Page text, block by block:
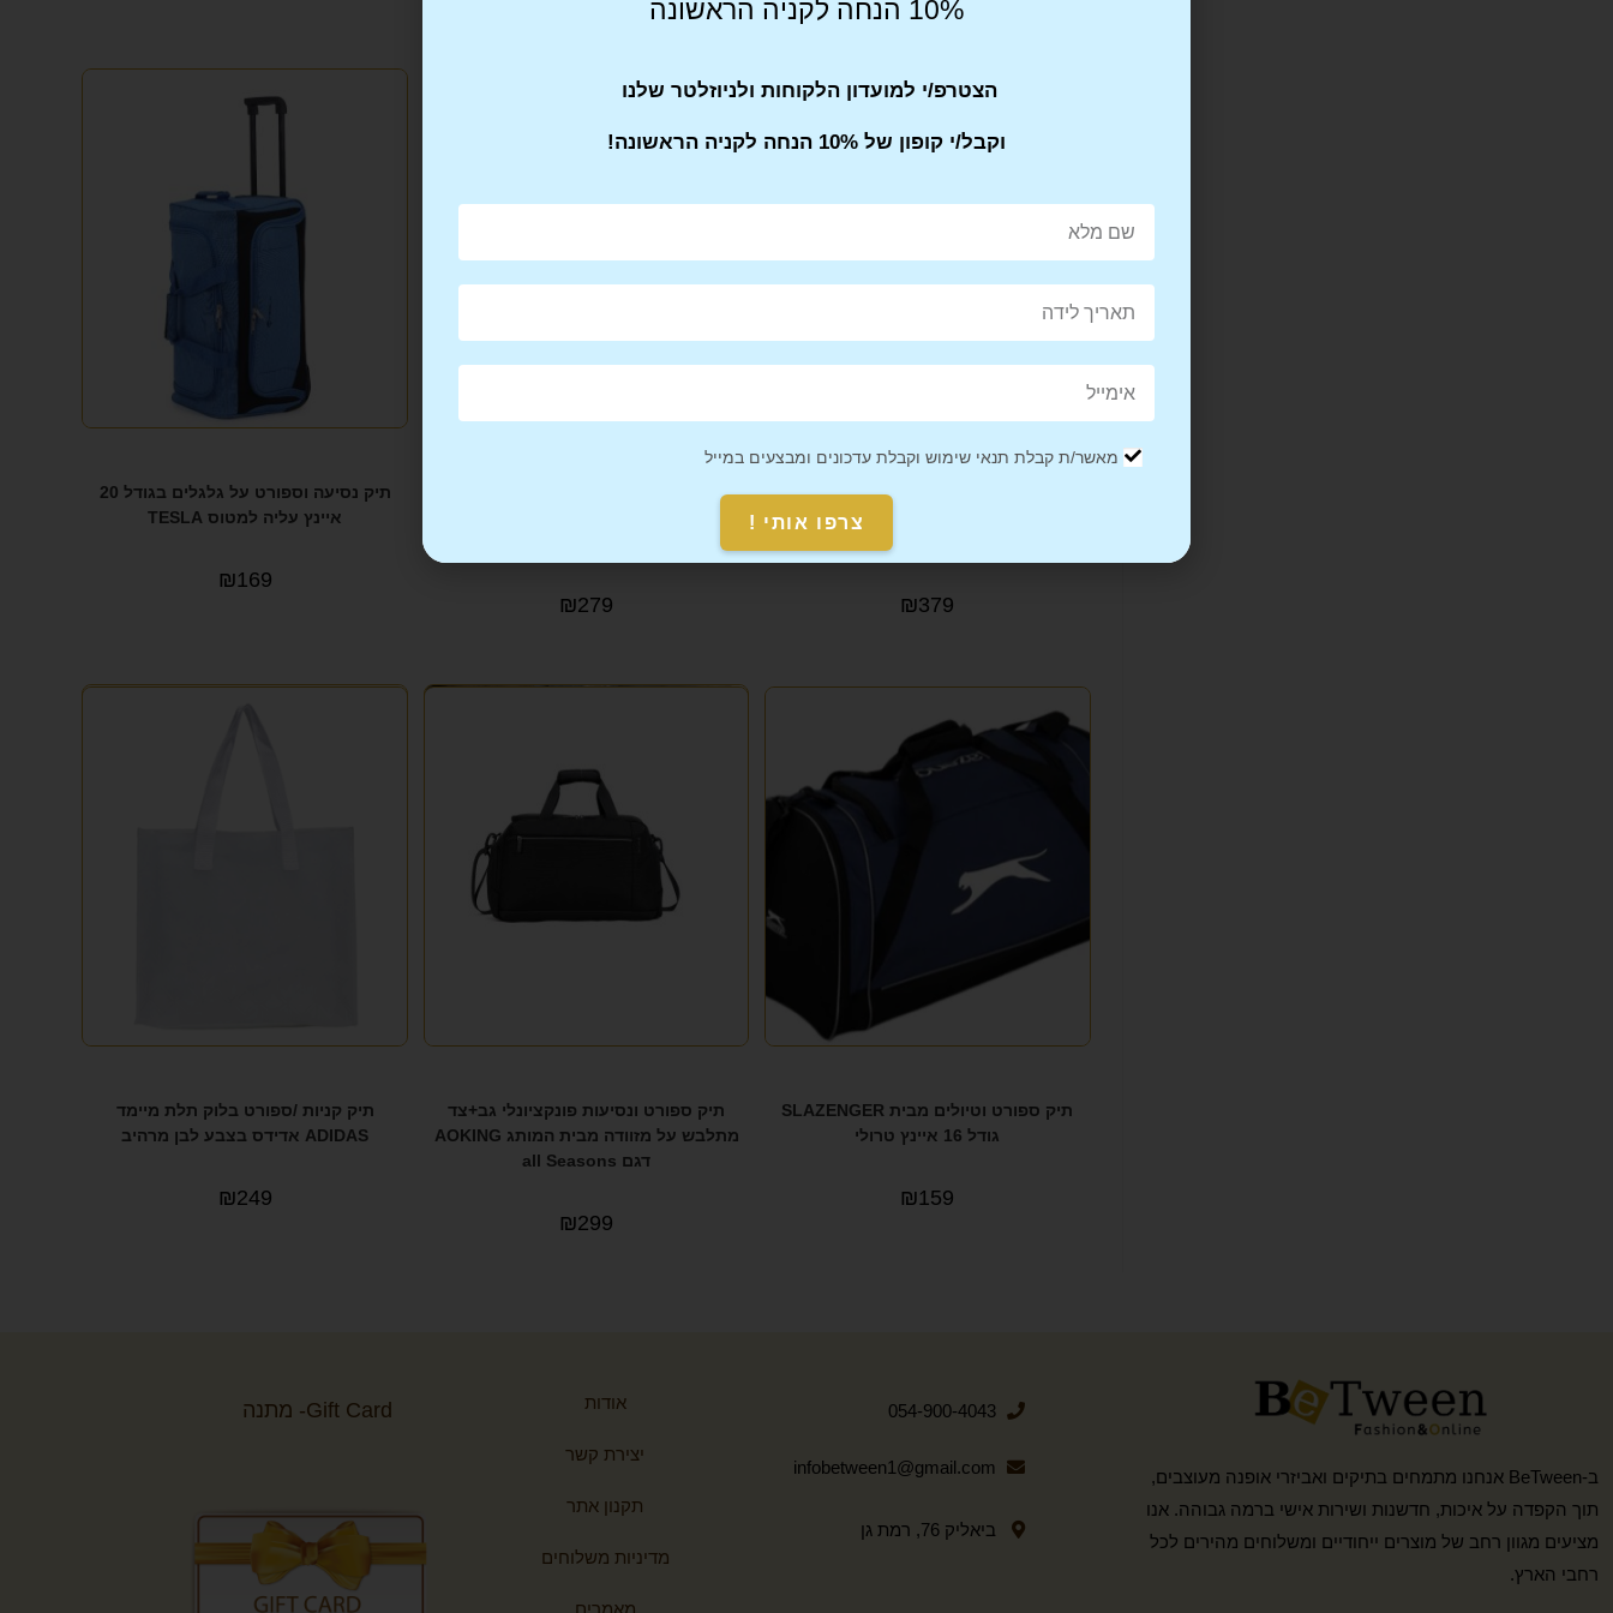
תיק גב ספורטיבי עם תא למחשב נייד מבית
Under Armour דגם Hustle 6.0 Backpack
₪379
תיק גב ספורטיבי עם תא למחשב נייד מבית
₪279
תיק נסיעה וספורט על גלגלים בגודל 20
איינץ עליה למטוס TESLA
₪169
תיק ספורט וטיולים מבית SLAZENGER
גודל 16 איינץ טרולי
₪159
תיק ספורט ונסיעות פונקציונלי גב+צד
מתלבש על מזוודה מבית המותג AOKING
דגם all Seasons
₪299
תיק קניות /ספורט בלוק תלת מיימד
ADIDAS אדידס בצבע לבן מרהיב
₪249
ב-BeTween אנחנו מתמחים בתיקים ואביזרי אופנה מעוצבים,
תוך הקפדה על איכות, חדשנות ושירות אישי ברמה גבוהה. אנו
מציעים מגוון רחב של מוצרים ייחודיים ומשלוחים מהירים לכל
רחבי הארץ.
054-900-4043
infobetween1@gmail.com
ביאליק 76, רמת גן
אודות
יצירת קשר
תקנון אתר
מדיניות משלוחים
Gift Card- מתנה
10% הנחה לקניה הראשונה
הצטרפ/י למועדון הלקוחות ולניוזלטר שלנו
וקבל/י קופון של 10% הנחה לקניה הראשונה!
מאשר/ת קבלת תנאי שימוש וקבלת עדכונים ומבצעים במייל
צרפו אותי !